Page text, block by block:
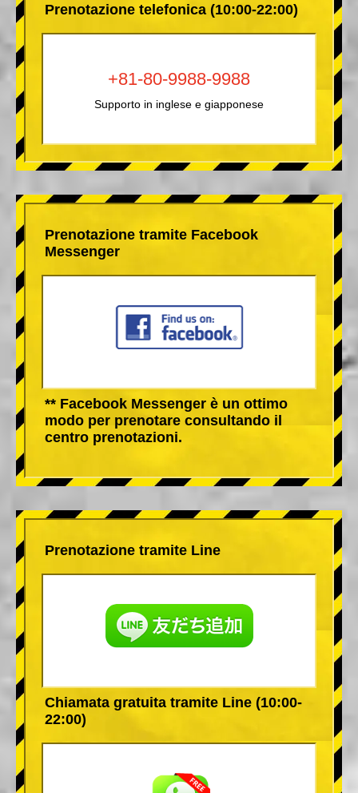
Prenotazione telefonica (10:00-22:00)
+81-80-9988-9988
Supporto in inglese e giapponese
Prenotazione tramite Facebook
Messenger
** Facebook Messenger è un ottimo
modo per prenotare consultando il
centro prenotazioni.
Prenotazione tramite Line
Chiamata gratuita tramite Line (10:00-
22:00)